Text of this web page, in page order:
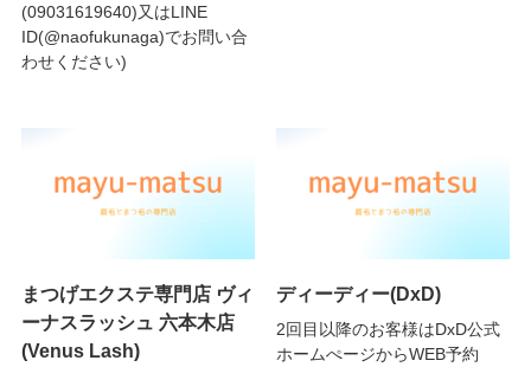
(09031619640)又はLINE
ID(@naofukunaga)でお問い合
わせください)
まつげエクステ専門店 ヴィ
ーナスラッシュ 六本木店
(Venus Lash)
ディーディー(DxD)
2回目以降のお客様はDxD公式
ホームぺージからWEB予約